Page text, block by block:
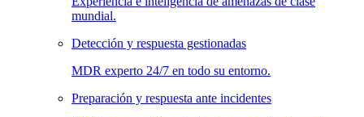
mundial.
Detección y respuesta gestionadas
MDR experto 24/7 en todo su entorno.
Preparación y respuesta ante incidentes